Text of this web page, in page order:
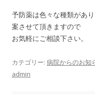
予防薬は色々な種類があ
案させて頂きますので
お気軽にご相談下さい。
カテゴリー: 病院からのお知
admin